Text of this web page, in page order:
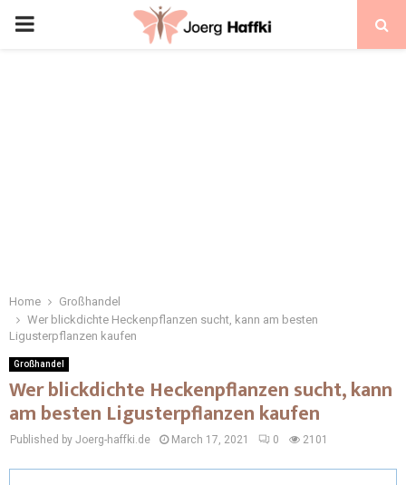
Home
Großhandel
Wer blickdichte Heckenpflanzen sucht, kann am besten
Ligusterpflanzen kaufen
Großhandel
Wer blickdichte Heckenpflanzen sucht, kann
am besten Ligusterpflanzen kaufen
Published by Joerg-haffki.de March 17, 2021 0 2101